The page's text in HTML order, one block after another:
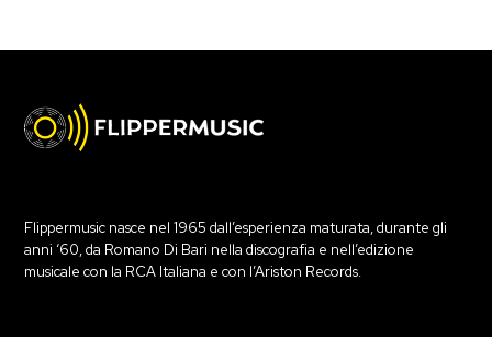
Flippermusic nasce nel 1965 dall’esperienza maturata, durante gli
anni ‘60, da Romano Di Bari nella discografia e nell’edizione
musicale con la RCA Italiana e con l’Ariston Records.